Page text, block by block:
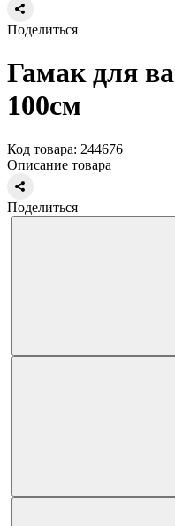
Поделиться
Гамак для
100см
Код товара: 244676
Описание товара
Поделиться